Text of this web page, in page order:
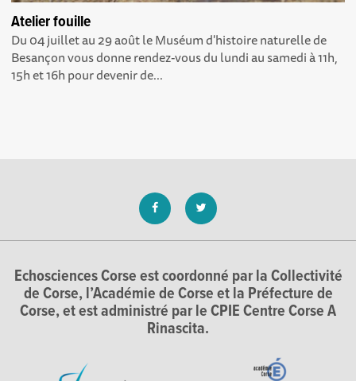
Atelier fouille
Du 04 juillet au 29 août le Muséum d'histoire naturelle de
Besançon vous donne rendez-vous du lundi au samedi à 11h,
15h et 16h pour devenir de...
Echosciences Corse est coordonné par la Collectivité
de Corse, l’Académie de Corse et la Préfecture de
Corse, et est administré par le CPIE Centre Corse A
Rinascita.